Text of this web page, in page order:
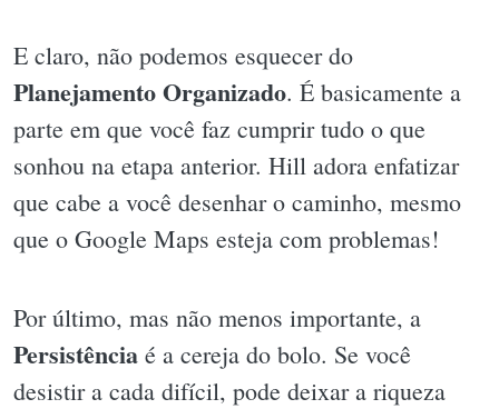
E claro, não podemos esquecer do
Planejamento Organizado. É basicamente a
parte em que você faz cumprir tudo o que
sonhou na etapa anterior. Hill adora enfatizar
que cabe a você desenhar o caminho, mesmo
que o Google Maps esteja com problemas!
Por último, mas não menos importante, a
Persistência é a cereja do bolo. Se você
desistir a cada difícil, pode deixar a riqueza